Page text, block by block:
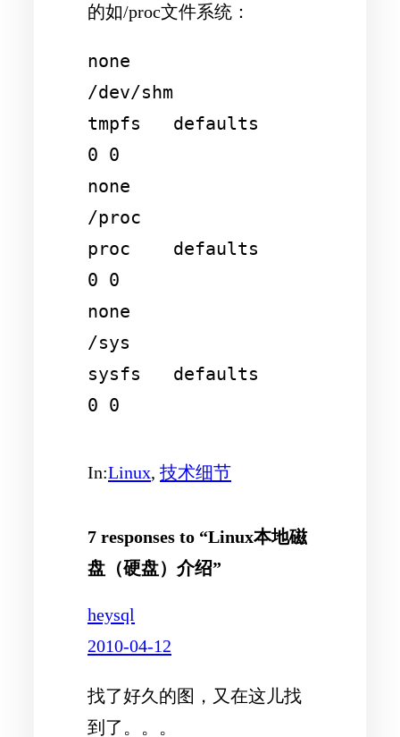
的如/proc文件系统：
none
/dev/shm
tmpfs   defaults
0 0
none
/proc
proc    defaults
0 0
none
/sys
sysfs   defaults
In:Linux, 技术细节
7 responses to “Linux本地磁
盘（硬盘）介绍”
heysql
2010-04-12
找了好久的图，又在这儿找
到了。。。